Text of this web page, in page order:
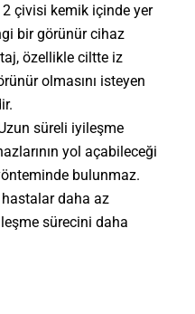
2 çivisi kemik içinde yer
bir görünür cihaz
özellikle ciltte iz
olmasını isteyen
süreli iyileşme
yol açabileceği
bulunmaz.
daha az
sürecini daha